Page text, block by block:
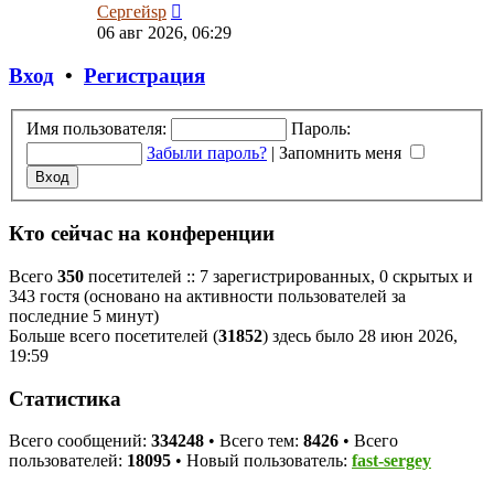
Сергейsp
к
06 авг 2026, 06:29
Вход • Регистрация
Имя пользователя:
Пароль:
Забыли пароль? | Запомнить меня
Кто сейчас на конференции
Всего 350 посетителей :: 7 зарегистрированных, 0 скрытых и
343 гостя (основано на активности пользователей за
последние 5 минут)
Больше всего посетителей (31852) здесь было 28 июн 2026,
19:59
Статистика
Всего сообщений: 334248 • Всего тем: 8426 • Всего
пользователей: 18095 • Новый пользователь: fast-sergey